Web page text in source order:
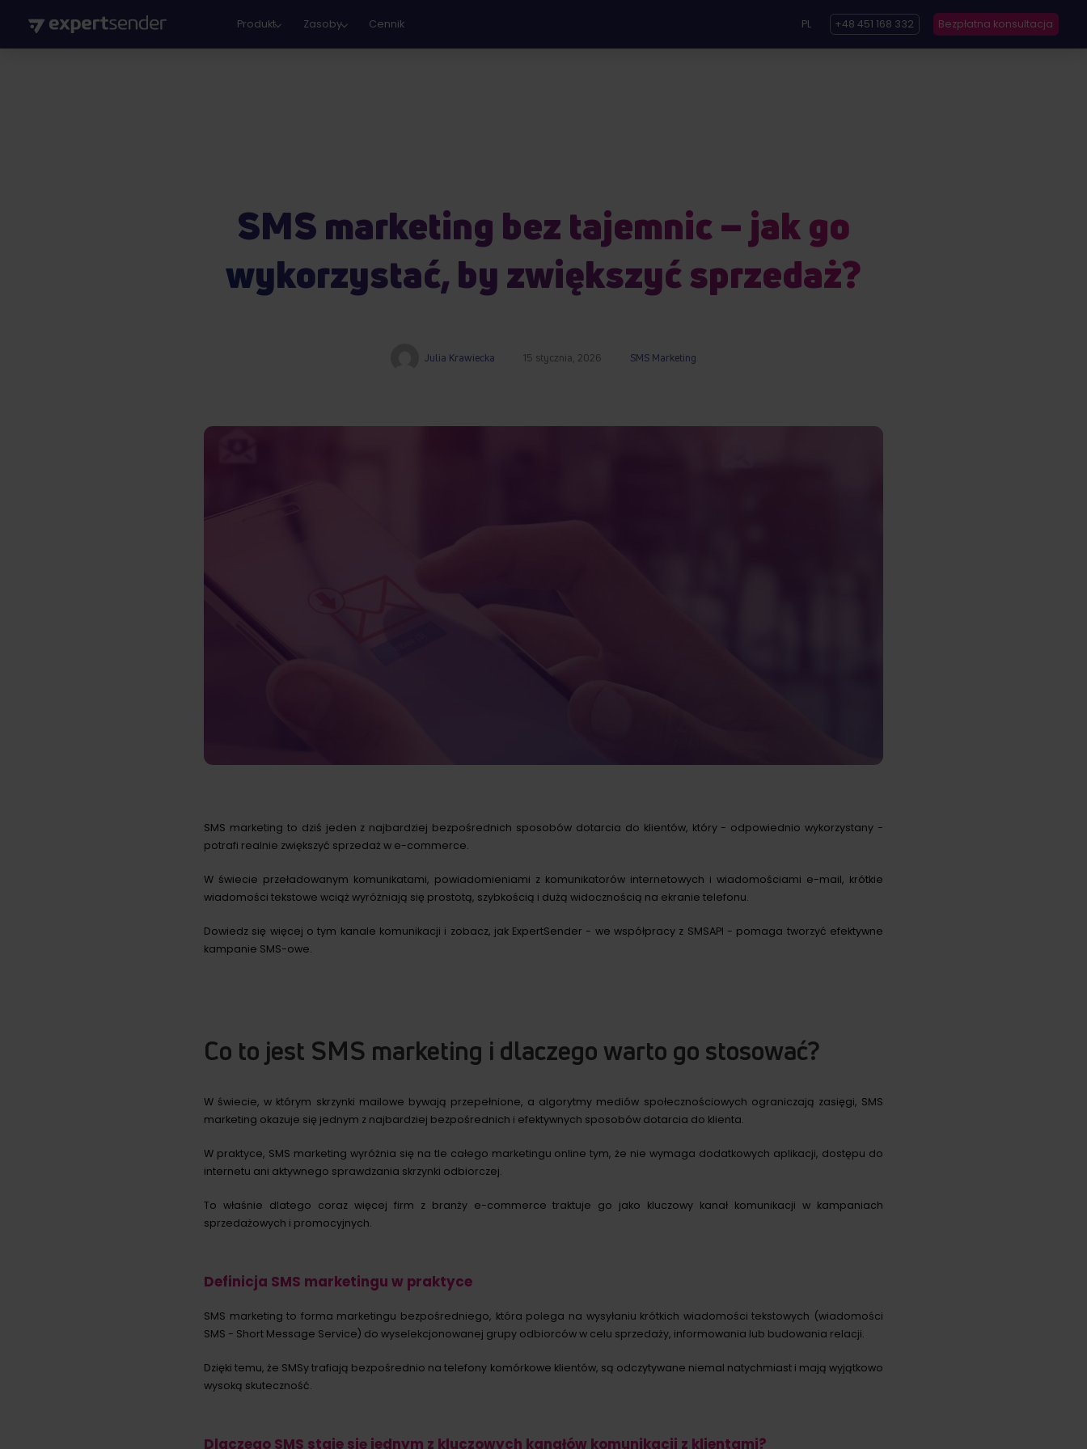
PL +48 451 168 332 Bezpłatna konsultacja
Produkt Zasoby Cennik
SMS marketing bez tajemnic – jak go
wykorzystać, by zwiększyć sprzedaż?
Julia Krawiecka 15 stycznia, 2026 SMS Marketing
SMS marketing to dziś jeden z najbardziej bezpośrednich sposobów dotarcia do klientów, który - odpowiednio wykorzystany -
potrafi realnie zwiększyć sprzedaż w e-commerce.
W świecie przeładowanym komunikatami, powiadomieniami z komunikatorów internetowych i wiadomościami e-mail, krótkie
wiadomości tekstowe wciąż wyróżniają się prostotą, szybkością i dużą widocznością na ekranie telefonu.
Dowiedz się więcej o tym kanale komunikacji i zobacz, jak ExpertSender - we współpracy z SMSAPI - pomaga tworzyć efektywne
kampanie SMS-owe.
Co to jest SMS marketing i dlaczego warto go stosować?
W świecie, w którym skrzynki mailowe bywają przepełnione, a algorytmy mediów społecznościowych ograniczają zasięgi, SMS
marketing okazuje się jednym z najbardziej bezpośrednich i efektywnych sposobów dotarcia do klienta.
W praktyce, SMS marketing wyróżnia się na tle całego marketingu online tym, że nie wymaga dodatkowych aplikacji, dostępu do
internetu ani aktywnego sprawdzania skrzynki odbiorczej.
To właśnie dlatego coraz więcej firm z branży e-commerce traktuje go jako kluczowy kanał komunikacji w kampaniach
sprzedażowych i promocyjnych.
Definicja SMS marketingu w praktyce
SMS marketing to forma marketingu bezpośredniego, która polega na wysyłaniu krótkich wiadomości tekstowych (wiadomości
SMS - Short Message Service) do wyselekcjonowanej grupy odbiorców w celu sprzedaży, informowania lub budowania relacji.
Dzięki temu, że SMSy trafiają bezpośrednio na telefony komórkowe klientów, są odczytywane niemal natychmiast i mają wyjątkowo
wysoką skuteczność.
Dlaczego SMS staje się jednym z kluczowych kanałów komunikacji z klientami?